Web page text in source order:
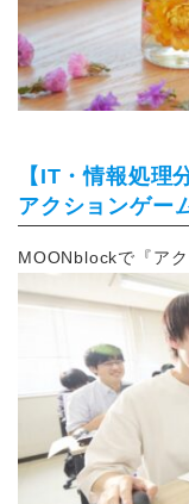
【IT・情報処理
アクションゲー
MOONblockで『ア